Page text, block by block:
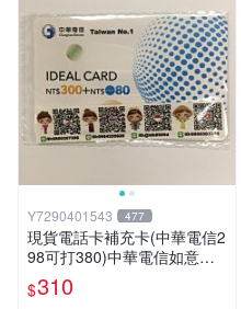
Y7290401543 477
現貨電話卡補充卡(中華電信2
98可打380)中華電信如意卡3
00+80中華電信380中華如意
卡
$310